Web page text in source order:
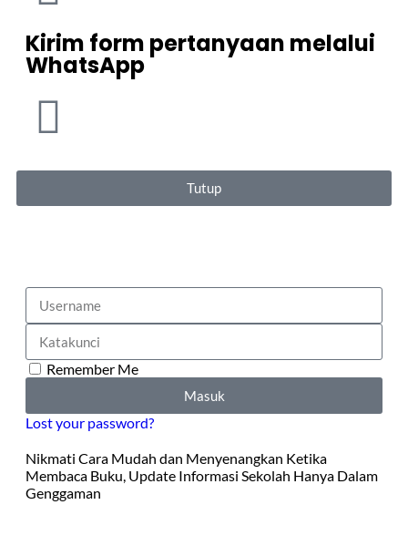
Kirim form pertanyaan melalui
WhatsApp
Tutup
Remember Me
Masuk
Lost your password?
Nikmati Cara Mudah dan Menyenangkan Ketika
Membaca Buku, Update Informasi Sekolah Hanya Dalam
Genggaman